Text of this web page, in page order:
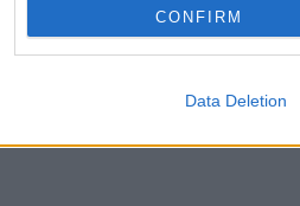
CONFIRM
Data Deletion